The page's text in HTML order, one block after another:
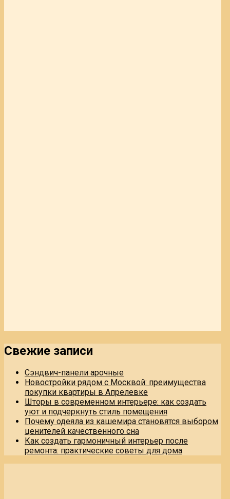
Свежие записи
Сэндвич-панели арочные
Новостройки рядом с Москвой: преимущества
покупки квартиры в Апрелевке
Шторы в современном интерьере: как создать
уют и подчеркнуть стиль помещения
Почему одеяла из кашемира становятся выбором
ценителей качественного сна
Как создать гармоничный интерьер после
ремонта: практические советы для дома